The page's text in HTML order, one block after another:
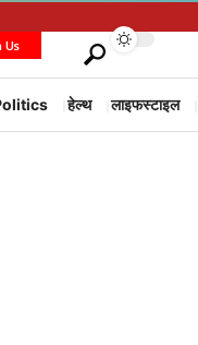
Us
हेल्थ लाइफस्टाइल